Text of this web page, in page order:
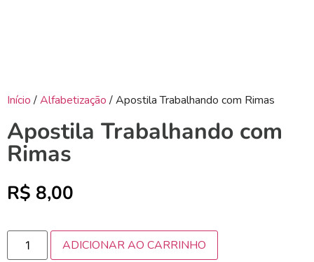
Início /Alfabetização / Apostila Trabalhando com Rimas
Apostila Trabalhando com
Rimas
R$ 8,00
ADICIONAR AO CARRINHO